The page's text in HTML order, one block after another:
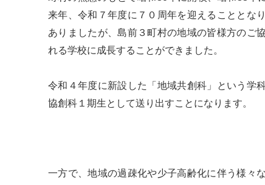
来年、令和７年度に７０周年を迎えることとな
ありましたが、島前３町村の地域の皆様方のご
れる学校に成長することができました。
令和４年度に新設した「地域共創科」という学
協創科１期生として送り出すことになります。
一方で、地域の過疎化や少子高齢化に伴う様々